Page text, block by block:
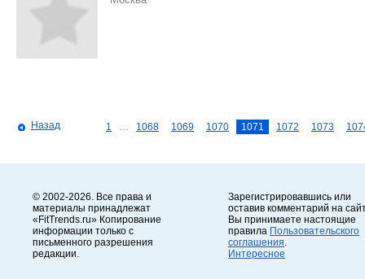
Назад 1 1068 1069 1070 1071 1072 1073
© 2002-2026. Все права и
материалы принадлежат
«FitTrends.ru» Копирование
информации только с
письменного разрешения
редакции.
Зарегистрировавшись или
оставив комментарий на
Вы принимаете настоящие
правила Пользовательского
соглашения
Интересное